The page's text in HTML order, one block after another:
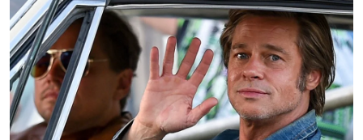
Artikel Berkaitan:
KPKM perkemas pengurusan baja subsidi padi
'Baja ada tapi dalam gudang'
NAFAS beri jaminan selesai isu lewat bekal baja
subsidi
'Ada masa baja tak sampai-sampai'